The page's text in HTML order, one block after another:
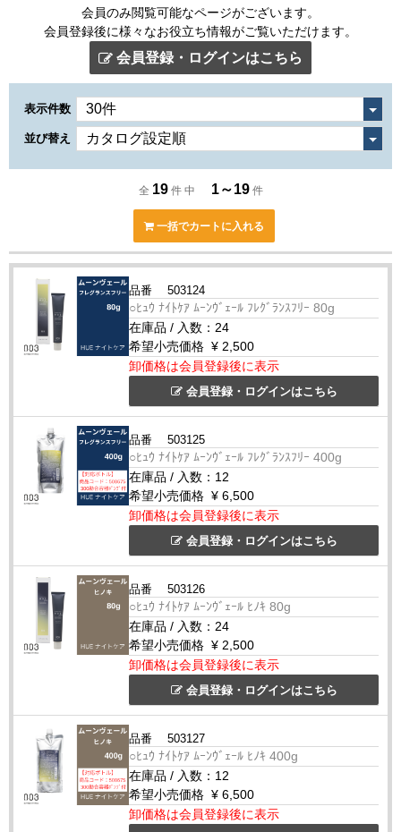
夕方15時以降限定メニュー
【夕方15時以降限定】という時間を
ニュー”へ転換。
睡眠という明確なテーマを持つことで、通常のト
リートメントとの差別化が可能です。
施術工程はシンプルながら、ヒアリング → ツボ刺
激 → オイル仕上げまで一貫したストーリー設計。
単発メニューにとどまらず、店販・次回来店提案
へとつなげる導線づくりをサポートします。
会員のみ閲覧可能なページがございます。
会員登録後に様々なお役立ち情報がご覧いただけます。
会員登録・ログインはこちら
表示件数
並び替え
全 19 件 中 1～19 件
一括でカートに入れる
品番 503124
○ﾋｭｳ ﾅｲﾄｹｱ ﾑｰﾝｳﾞｪｰﾙ ﾌﾚｸﾞﾗﾝｽﾌﾘｰ 80g
在庫品 / 入数： 24
希望小売価格 ¥ 2,500
卸価格は会員登録後に表示
会員登録・ログインはこちら
品番 503125
○ﾋｭｳ ﾅｲﾄｹｱ ﾑｰﾝｳﾞｪｰﾙ ﾌﾚｸﾞﾗﾝｽﾌﾘｰ 400g
在庫品 / 入数： 12
希望小売価格 ¥ 6,500
卸価格は会員登録後に表示
会員登録・ログインはこちら
品番 503126
○ﾋｭｳ ﾅｲﾄｹｱ ﾑｰﾝｳﾞｪｰﾙ ﾋﾉｷ 80g
在庫品 / 入数： 24
希望小売価格 ¥ 2,500
卸価格は会員登録後に表示
会員登録・ログインはこちら
品番 503127
○ﾋｭｳ ﾅｲﾄｹｱ ﾑｰﾝｳﾞｪｰﾙ ﾋﾉｷ 400g
在庫品 / 入数： 12
希望小売価格 ¥ 6,500
卸価格は会員登録後に表示